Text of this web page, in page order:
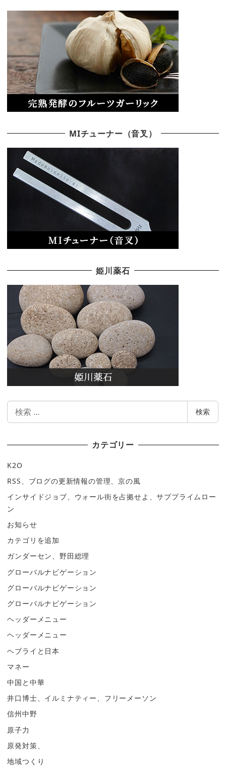
MIチューナー（音叉）
姫川薬石
検
検索
カテゴリー
K2O
RSS、ブログの更新情報の管理、京の風
インサイドジョブ、ウォール街を占拠せよ、サブプライムロー
ン
お知らせ
カテゴリを追加
ガンダーセン、野田総理
グローバルナビゲーション
グローバルナビゲーション
グローバルナビゲーション
ヘッダーメニュー
ヘッダーメニュー
ヘブライと日本
マネー
中国と中華
井口博士、イルミナティー、フリーメーソン
信州中野
原子力
原発対策、
地域つくり